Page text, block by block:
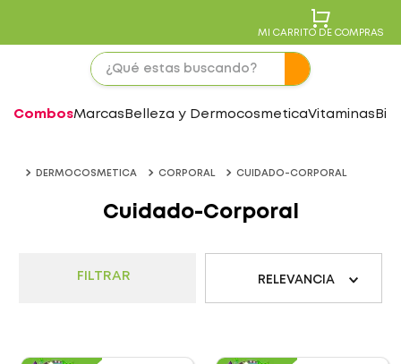
MI CARRITO DE COMPRAS
CombosMarcas Belleza y DermocosmeticaVitaminas
DERMOCOSMETICA CORPORAL CUIDADO-CORPORAL
Cuidado-Corporal
FILTRAR RELEVANCIA